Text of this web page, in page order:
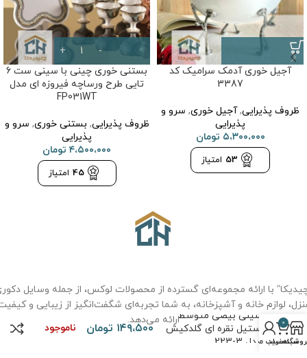
آجیل خوری آدمک سرامیک کد
3387
ظروف پذیرایی,آجیل خوری, سرو و
پذیرایی
۵،۳۰۰،۰۰۰ تومان
53 امتیاز
بستنی خوری چینی با سینی ست 6
تایی طرح ورساچه فیروزه ای مدل
FP031WT
ظروف پذیرایی, بستنی خوری, سرو و
پذیرایی
۴،۵۰۰،۰۰۰ تومان
45 امتیاز
با ارائه مجموعه‌ای گسترده از محصولات لوکس، از جمله وسایل
لوازم خانه و آشپزخانه، به شما تجربه‌ای شگفت‌انگیز از زیبایی و
ارائه می‌دهد.سینی بیضی متوسط
استیل نقره ای گلدکیش
مدل 3-223
۱۴۹،۵۰۰ تومان ناموجود 0
سبد خرید
حساب من